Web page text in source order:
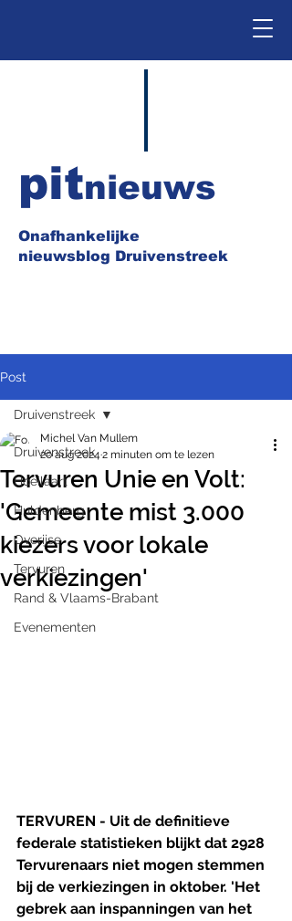
Onafhankelijke
nieuwsblog Druivenstreek
pitnieuws
Post
Druivenstreek
Hoeilaart
Huldenberg
Overijse
Tervuren
Rand & Vlaams-Brabant
Evenementen
Druivenstreek
Tervuren Unie en Volt:
'Gemeente mist 3.000
kiezers voor lokale
verkiezingen'
Michel Van Mullem
20 aug 2024 2 minuten om te lezen
TERVUREN - Uit de definitieve
federale statistieken blijkt dat 2928
Tervurenaars niet mogen stemmen
bij de verkiezingen in oktober. 'Het
gebrek aan inspanningen van het